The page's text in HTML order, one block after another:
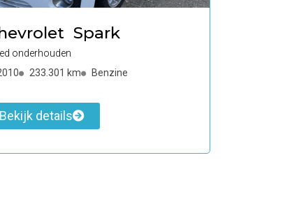
Spark
onderhouden
233.301 km Benzine
Bekijk details